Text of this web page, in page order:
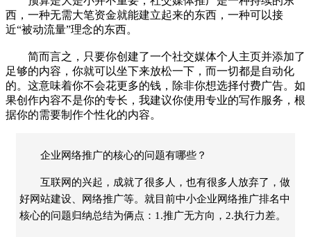
西，一种无需大笔资金就能建立起来的东西，一种可以接
近“被动流量”理念的东西。
简而言之，只要你创建了一个社交媒体个人主页并添加了
足够的内容，你就可以坐下来放松一下，而一切都是自动化
的。这意味着你不会花更多的钱，除非你想选择付费广告。如
果创作内容不是你的专长，我建议你使用专业的写作服务，根
据你的需要制作个性化的内容。
企业网络推广的核心的问题有哪些？
互联网的兴起，成就了很多人，也有很多人放弃了，做
好网站建设、网络推广等。就目前中小企业网络推广排名中
核心的问题归纳总结为俩点：1.推广无方向，2.执行力差。